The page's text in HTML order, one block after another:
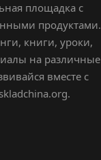
площадка с
продуктами.
книги, уроки,
на различные
вместе с